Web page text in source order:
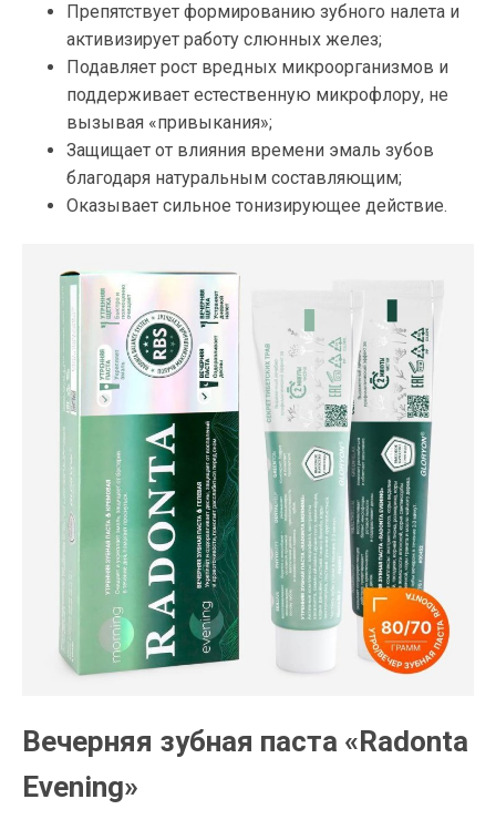
Препятствует формированию зубного налета и
активизирует работу слюнных желез;
Подавляет рост вредных микроорганизмов и
поддерживает естественную микрофлору, не
вызывая «привыкания»;
Защищает от влияния времени эмаль зубов
благодаря натуральным составляющим;
Оказывает сильное тонизирующее действие.
Вечерняя зубная паста «Radonta
Evening»